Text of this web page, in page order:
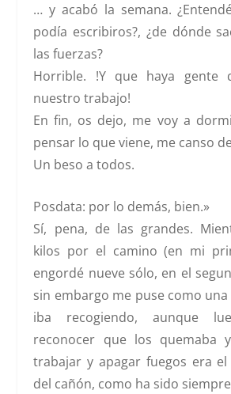
… y acabó la semana.
podía escribiros?, ¿de dónde
las fuerzas?
Horrible. !Y que haya gente
nuestro trabajo!
En fin, os dejo, me voy a
pensar lo que viene, me canso
Un beso a todos.
Posdata: por lo demás, bien.»
Sí, pena, de las grandes.
kilos por el camino (en mi
engordé nueve sólo, en el
sin embargo me puse como
iba recogiendo, aunque
reconocer que los quemaba
trabajar y apagar fuegos era
del cañón, como ha sido